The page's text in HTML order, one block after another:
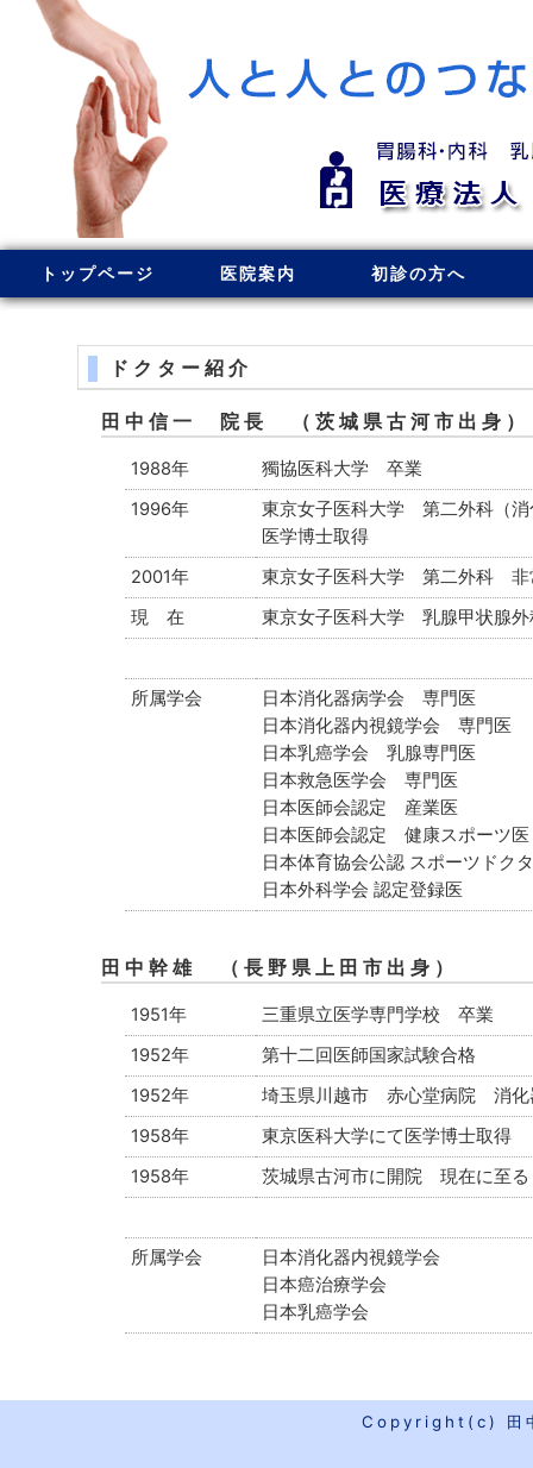
トップページ 医院案内 初診の方へ
ドクター紹介
田中信一 院長 （茨城県古河市出身）
1988年
獨協医科大学 卒業
1996年
東京女子医科大学 第二外科（消
医学博士取得
2001年
東京女子医科大学 第二外科 非
現 在
東京女子医科大学 乳腺甲状腺外
所属学会
日本消化器病学会 専門医
日本消化器内視鏡学会 専門医
日本乳癌学会 乳腺専門医
日本救急医学会 専門医
日本医師会認定 産業医
日本医師会認定 健康スポーツ医
日本体育協会公認 スポーツドク
日本外科学会 認定登録医
田中幹雄 （長野県上田市出身）
1951年
三重県立医学専門学校 卒業
1952年
第十二回医師国家試験合格
1952年
埼玉県川越市 赤心堂病院 消化
1958年
東京医科大学にて医学博士取得
1958年
茨城県古河市に開院 現在に至る
所属学会
日本消化器内視鏡学会
日本癌治療学会
日本乳癌学会
Copyright(c) 田